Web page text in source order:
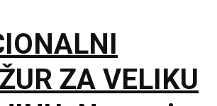
ZA VELIKU